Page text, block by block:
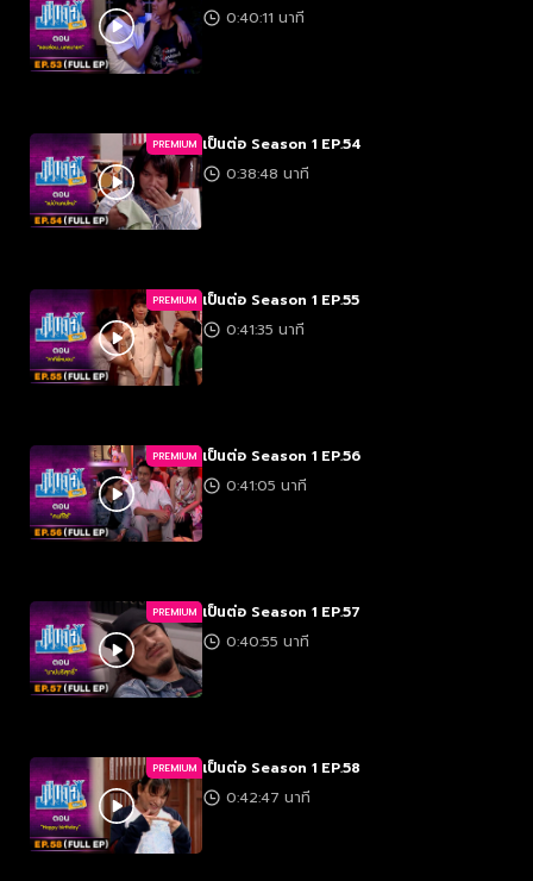
0:40:11 นาที
PREMIUM เป็นต่อ Season 1 EP.54
0:38:48 นาที
PREMIUM เป็นต่อ Season 1 EP.55
0:41:35 นาที
PREMIUM เป็นต่อ Season 1 EP.56
0:41:05 นาที
PREMIUM เป็นต่อ Season 1 EP.57
0:40:55 นาที
PREMIUM เป็นต่อ Season 1 EP.58
0:42:47 นาที